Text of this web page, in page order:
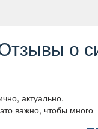
о
актуально.
важно, чтобы много